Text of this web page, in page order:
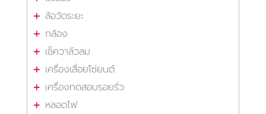
ล้อวัดระยะ
กล้อง
เช็ควาล์วลม
เครื่องเลื่อยโซ่ยนต์
เครื่องทดสอบรอยรั่ว
หลอดไฟ